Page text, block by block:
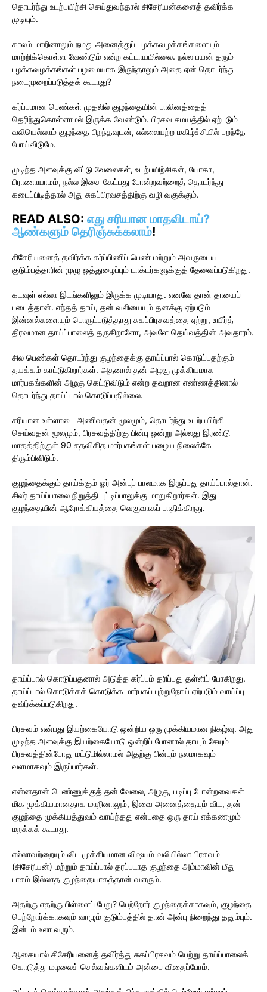
தொடர்ந்து உடற்பயிற்சி செய்துவந்தால் சிசேரியன்களைத் தவிர்க்க
முடியும்.
காலம் மாறினாலும் நமது அனைத்துப் பழக்கவழக்கங்களையும்
மாற்றிக்கொள்ள வேண்டும் என்ற கட்டாயமில்லை. நல்ல பயன் தரும்
பழக்கவழக்கங்கள் பழமையாக இருந்தாலும் அதை ஏன் தொடர்ந்து
நடைமுறைப்படுத்தக் கூடாது?
கர்ப்பமான பெண்கள் முதலில் குழந்தையின் பாலினத்தைத்
தெரிந்துகொள்ளாமல் இருக்க வேண்டும். பிரசவ சமயத்தில் ஏற்படும்
வலியெல்லாம் குழந்தை பிறந்தவுடன், எல்லையற்ற மகிழ்ச்சியில் பறந்தே
போய்விடுமே.
முடிந்த அளவுக்கு வீட்டு வேலைகள், உடற்பயிற்சிகள், யோகா,
பிராணாயாமம், நல்ல இசை கேட்பது போன்றவற்றைத் தொடர்ந்து
கடைப்பிடித்தால் அது சுகப்பிரவசத்திற்கு வழி வகுக்கும்.
READ ALSO: எது சரியான மாதவிடாய்?
ஆண்களும் தெரிஞ்சுக்கலாம்!
சிசேரியனைத் தவிர்க்க கர்ப்பிணிப் பெண் மற்றும் அவருடைய
குடும்பத்தாரின் முழு ஒத்துழைப்பும் டாக்டர்களுக்குத் தேவைப்படுகிறது.
கடவுள் எல்லா இடங்களிலும் இருக்க முடியாது. எனவே தான் தாயைப்
படைத்தான். எந்தத் தாய், தன் வலியையும் தனக்கு ஏற்படும்
இன்னல்களையும் பொருட்படுத்தாது சுகப்பிரசவத்தை ஏற்று, உயிர்த்
திரவமான தாய்ப்பாலைத் தருகிறாளோ, அவளே தெய்வத்தின் அவதாரம்.
சில பெண்கள் தொடர்ந்து குழந்தைக்கு தாய்ப்பால் கொடுப்பதற்கும்
தயக்கம் காட்டுகிறார்கள். அதனால் தன் அழகு முக்கியமாக
மார்பகங்களின் அழகு கெட்டுவிடும் என்ற தவறான எண்ணத்தினால்
தொடர்ந்து தாய்ப்பால் கொடுப்பதில்லை.
சரியான உள்ளாடை அணிவதன் மூலமும், தொடர்ந்து உடற்பயிற்சி
செய்வதன் மூலமும், பிரசவத்திற்கு பின்பு ஒன்று அல்லது இரண்டு
மாதத்திற்குள் 90 சதவிகித மார்பகங்கள் பழைய நிலைக்கே
திரும்பிவிடும்.
குழந்தைக்கும் தாய்க்கும் ஓர் அன்புப் பாலமாக இருப்பது தாய்ப்பால்தான்.
சிலர் தாய்ப்பாலை நிறுத்தி புட்டிப்பாலுக்கு மாறுகிறார்கள். இது
குழந்தையின் ஆரோக்கியத்தை வெகுவாகப் பாதிக்கிறது.
தாய்ப்பால் கொடுப்பதனால் அடுத்த கர்ப்பம் தரிப்பது தள்ளிப் போகிறது.
தாய்ப்பால் கொடுக்கக் கொடுக்க மார்பகப் புற்றுநோய் ஏற்படும் வாய்ப்பு
தவிர்க்கப்படுகிறது.
பிரசவம் என்பது இயற்கையோடு ஒன்றிய ஒரு முக்கியமான நிகழ்வு. அது
முடிந்த அளவுக்கு இயற்கையோடு ஒன்றிப் போனால் தாயும் சேயும்
பிரசவத்தின்போது மட்டுமில்லாமல் அதற்கு பின்பும் நலமாகவும்
வளமாகவும் இருப்பார்கள்.
என்னதான் பெண்ணுக்குத் தன் வேலை, அழகு, படிப்பு போன்றவைகள்
மிக முக்கியமானதாக மாறினாலும், இவை அனைத்தையும் விட, தன்
குழந்தை முக்கியத்துவம் வாய்ந்தது என்பதை ஒரு தாய் எக்கணமும்
மறக்கக் கூடாது.
எல்லாவற்றையும் விட முக்கியமான விஷயம் வலியில்லா பிரசவம்
(சிசேரியன்) மற்றும் தாய்ப்பால் தரப்படாத குழந்தை அம்மாவின் மீது
பாசம் இல்லாத குழந்தையாகத்தான் வளரும்.
அதற்கு எதற்கு பிள்ளைப் பேறு? பெற்றோர் குழந்தைக்காகவும், குழந்தை
பெற்றோர்க்காகவும் வாழும் குடும்பத்தில் தான் அன்பு நிறைந்து ததும்பும்.
இன்பம் உலா வரும்.
ஆகையால் சிசேரியனைத் தவிர்த்து சுகப்பிரசவம் பெற்று தாய்ப்பாலைக்
கொடுத்து மழலைச் செல்வங்களிடம் அன்பை விதைப்போம்.